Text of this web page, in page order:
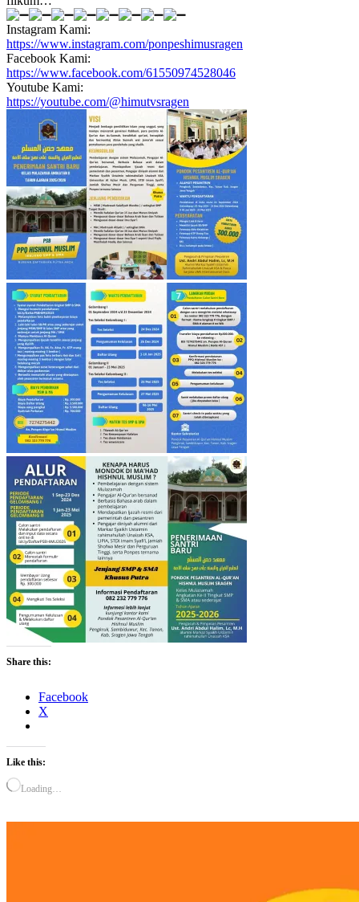
Instagram Kami:
https://www.instagram.com/ponpeshimusragen
Facebook Kami:
https://www.facebook.com/61550974528046
Youtube Kami:
https://youtube.com/@himutvsragen
Share this:
Facebook
X
Like this:
Loading…